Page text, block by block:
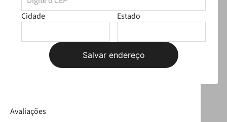
Cidade Estado
Salvar endereço
Garrafa Petite Jolie Listras PJ20351E
produtos
Selecione o tamanho
Avaliações